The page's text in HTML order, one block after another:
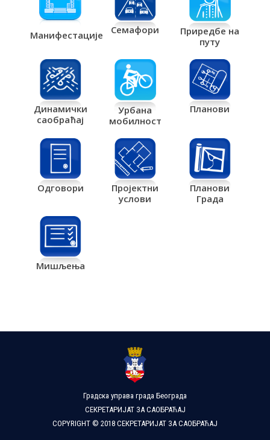
Манифестације Семафори
Приредбе на
путу
Динамички
саобраћај
Урбана
мобилност
Планови
Одговори
Пројектни
услови
Планови
Града
Мишљења
Градска управа града Београда
СЕКРЕТАРИЈАТ ЗА САОБРАЋАЈ
COPYRIGHT © 2018 СЕКРЕТАРИЈАТ ЗА САОБРАЋАЈ